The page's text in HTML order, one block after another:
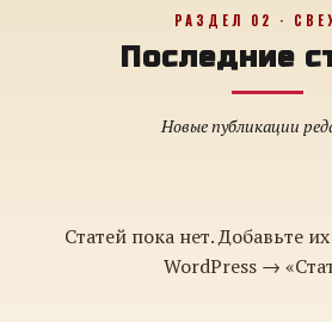
РАЗДЕЛ 02 ·
Последние
Новые публикации
Статей пока нет. Добавьте
WordPress →